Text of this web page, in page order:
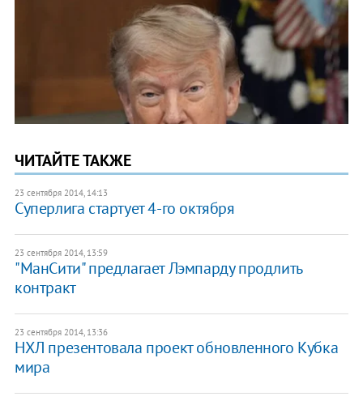
ЧИТАЙТЕ ТАКЖЕ
23 сентября 2014, 14:13
Суперлига стартует 4-го октября
23 сентября 2014, 13:59
"МанСити" предлагает Лэмпарду продлить
контракт
23 сентября 2014, 13:36
НХЛ презентовала проект обновленного Кубка
мира